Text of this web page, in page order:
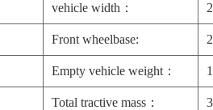
vehicle width：
Front wheelbase:
Empty vehicle weight：
Total tractive mass：